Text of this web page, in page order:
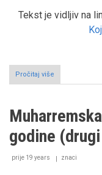
Tekst je vidljiv na
Pročitaj više
Muharremska
godine
dan)
godine
prije 19 years znaci